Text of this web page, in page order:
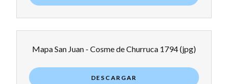
Mapa San Juan - Cosme de Churruca 1794(jpg)
DESCARGAR